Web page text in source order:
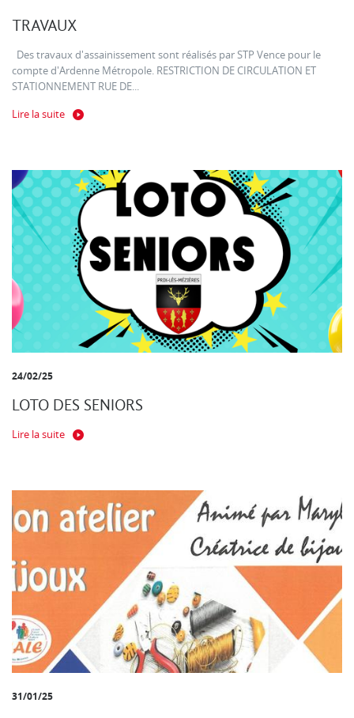
TRAVAUX
Des travaux d'assainissement sont réalisés par STP Vence pour le
compte d'Ardenne Métropole. RESTRICTION DE CIRCULATION ET
STATIONNEMENT RUE DE...
Lire la suite
24/02/25
LOTO DES SENIORS
Lire la suite
31/01/25